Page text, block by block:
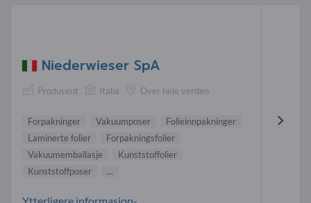
Niederwieser SpA
Produsent Italia Over hele verden
Forpakninger Vakuumposer
Folieinnpakninger
Laminerte folier
Forpakningsfolier
Vakuumemballasje
Kunststoffolier
Kunststoffposer
...